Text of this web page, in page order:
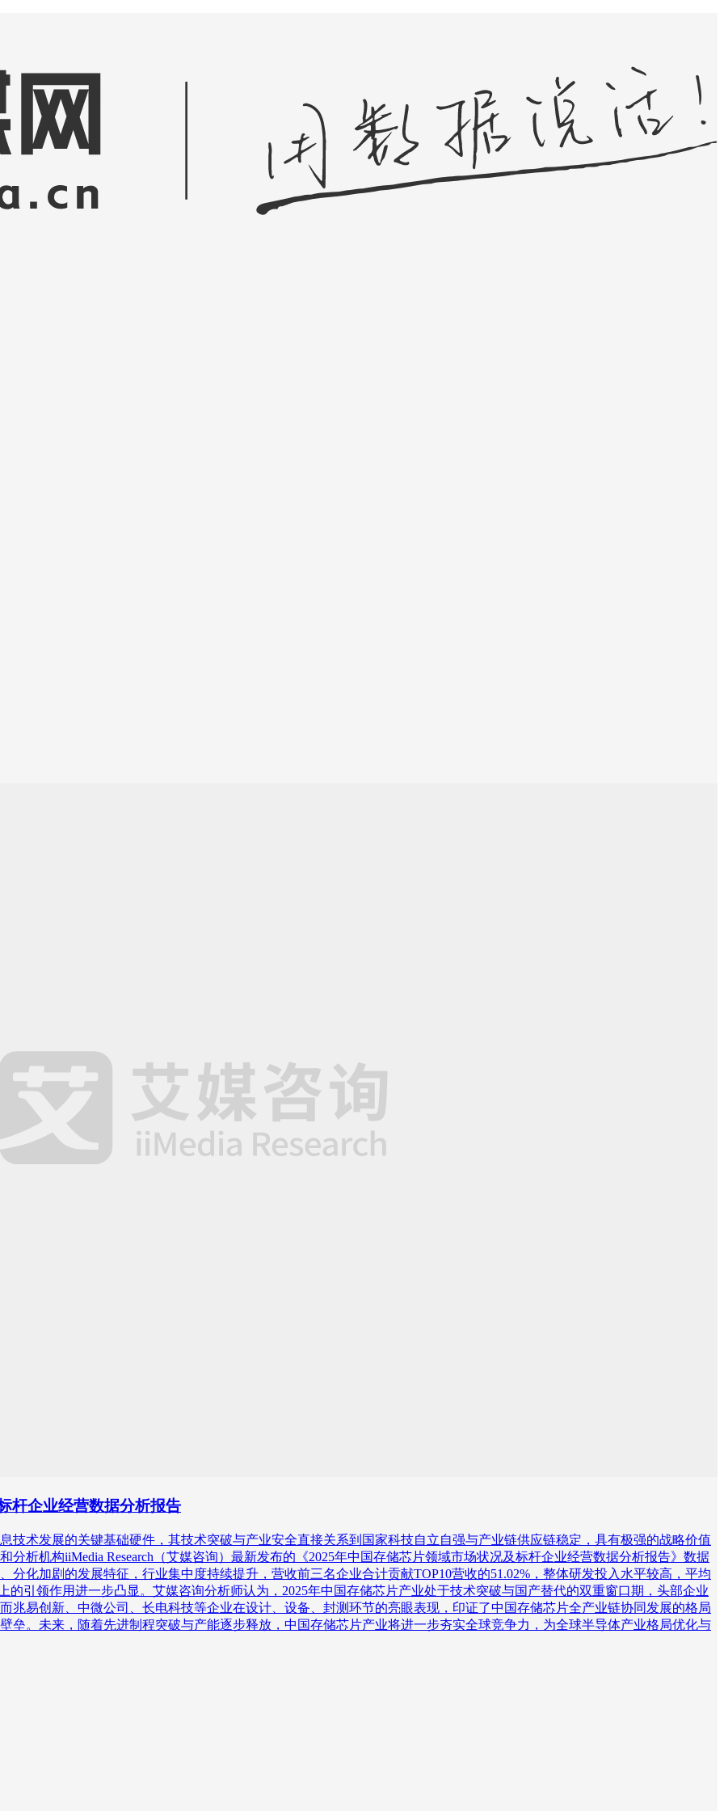
杆企业经营数据分析报告
技术发展的关键基础硬件，其技术突破与产业安全直接关系到国家科技自立自强与产业链供应链稳定，具有极强的战略价值
析机构iiMedia Research（艾媒咨询）最新发布的《2025年中国存储芯片领域市场状况及标杆企业经营数据分析报告》数据
分化加剧的发展特征，行业集中度持续提升，营收前三名企业合计贡献TOP10营收的51.02%，整体研发投入水平较高，平均
的引领作用进一步凸显。艾媒咨询分析师认为，2025年中国存储芯片产业处于技术突破与国产替代的双重窗口期，头部企业
兆易创新、中微公司、长电科技等企业在设计、设备、封测环节的亮眼表现，印证了中国存储芯片全产业链协同发展的格局
垒。未来，随着先进制程突破与产能逐步释放，中国存储芯片产业将进一步夯实全球竞争力，为全球半导体产业格局优化与